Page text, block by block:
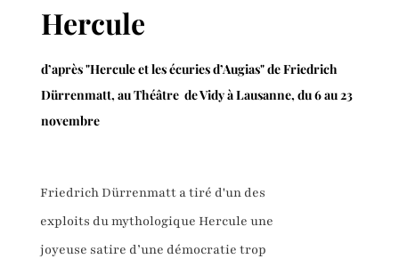
Hercule
d’après "Hercule et les écuries d’Augias" de Friedrich
Dürrenmatt, au Théâtre de Vidy à Lausanne, du 6 au 23
novembre
Friedrich Dürrenmatt a tiré d'un des
exploits du mythologique Hercule une
joyeuse satire d’une démocratie trop